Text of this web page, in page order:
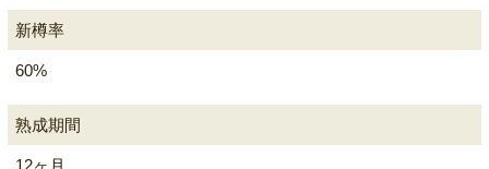
新樽率
60%
熟成期間
12ヶ月